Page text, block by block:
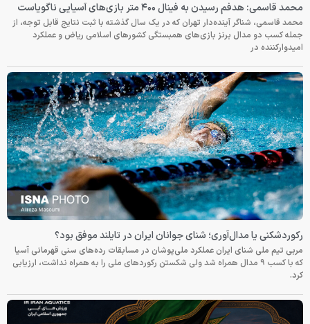
محمد قاسمی: هدفم رسیدن به فینال ۴۰۰ متر بازی‌های آسیایی ناگویاست
محمد قاسمی، شناگر آینده‌دار تهران که در یک سال گذشته با ثبت نتایج قابل توجه، از
جمله کسب دو مدال برنز بازی‌های همبستگی کشورهای اسلامی ریاض و عملکرد
امیدوارکننده در
رکوردشکنی یا مدال‌آوری؛ شنای جوانان ایران در تایلند موفق بود؟
مربی تیم ملی شنای ایران عملکرد ملی‌پوشان در مسابقات رده‌های سنی قهرمانی آسیا
که با کسب ۹ مدال همراه شد ولی شکستن رکوردهای ملی را به همراه نداشت، ارزیابی
کرد.